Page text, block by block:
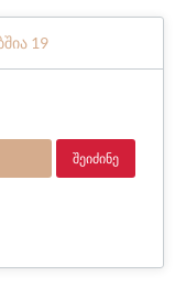
19
ᲨᲔᲘᲫᲘᲜᲔ